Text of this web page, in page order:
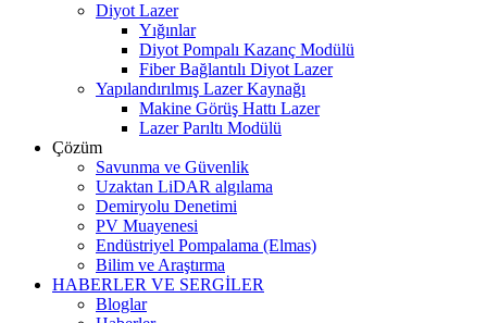
Diyot Lazer
Yığınlar
Diyot Pompalı Kazanç Modülü
Fiber Bağlantılı Diyot Lazer
Yapılandırılmış Lazer Kaynağı
Makine Görüş Hattı Lazer
Lazer Parıltı Modülü
Çözüm
Savunma ve Güvenlik
Uzaktan LiDAR algılama
Demiryolu Denetimi
PV Muayenesi
Endüstriyel Pompalama (Elmas)
Bilim ve Araştırma
HABERLER VE SERGİLER
Bloglar